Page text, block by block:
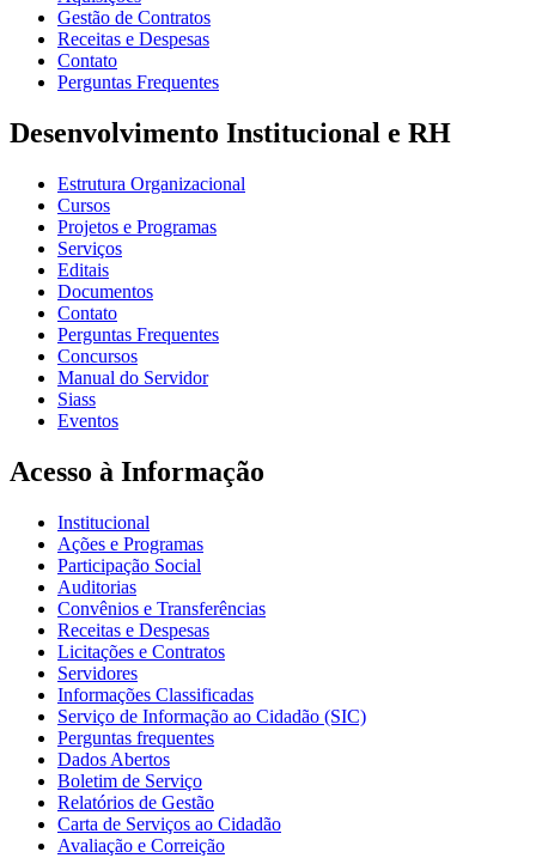
Gestão de Contratos
Receitas e Despesas
Contato
Perguntas Frequentes
Desenvolvimento Institucional e RH
Estrutura Organizacional
Cursos
Projetos e Programas
Serviços
Editais
Documentos
Contato
Perguntas Frequentes
Concursos
Manual do Servidor
Siass
Eventos
Acesso à Informação
Institucional
Ações e Programas
Participação Social
Auditorias
Convênios e Transferências
Receitas e Despesas
Licitações e Contratos
Servidores
Informações Classificadas
Serviço de Informação ao Cidadão (SIC)
Perguntas frequentes
Dados Abertos
Boletim de Serviço
Relatórios de Gestão
Carta de Serviços ao Cidadão
Avaliação e Correição